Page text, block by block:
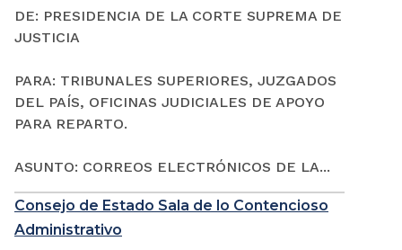
DE: PRESIDENCIA DE LA CORTE SUPREMA DE
JUSTICIA
PARA: TRIBUNALES SUPERIORES, JUZGADOS
DEL PAÍS, OFICINAS JUDICIALES DE APOYO
PARA REPARTO.
ASUNTO: CORREOS ELECTRÓNICOS DE LA...
Consejo de Estado Sala de lo Contencioso
Administrativo